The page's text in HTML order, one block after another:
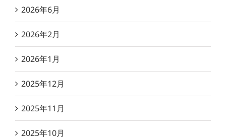
2026年6月
2026年2月
2026年1月
2025年12月
2025年11月
2025年10月